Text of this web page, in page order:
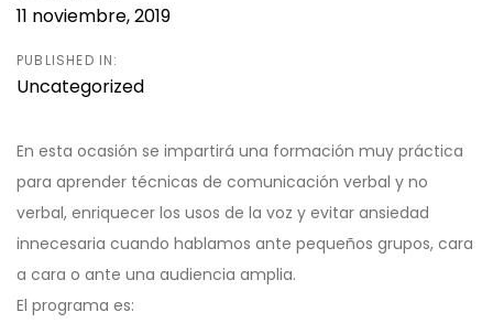
11 noviembre, 2019
PUBLISHED IN:
Uncategorized
En esta ocasión se impartirá una formación muy práctica
para aprender técnicas de comunicación verbal y no
verbal, enriquecer los usos de la voz y evitar ansiedad
innecesaria cuando hablamos ante pequeños grupos, cara
a cara o ante una audiencia amplia.
El programa es: